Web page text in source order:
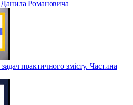
Данила Романовича
практичного змісту. Частина